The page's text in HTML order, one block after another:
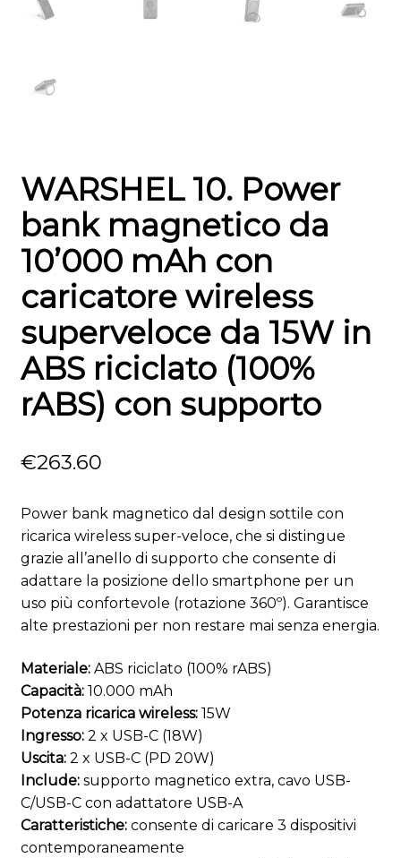
WARSHEL 10. Power
bank magnetico da
10’000 mAh con
caricatore wireless
superveloce da 15W in
ABS riciclato (100%
rABS) con supporto
€263.60
Power bank magnetico dal design sottile con
ricarica wireless super-veloce, che si distingue
grazie all’anello di supporto che consente di
adattare la posizione dello smartphone per un
uso più confortevole (rotazione 360º). Garantisce
alte prestazioni per non restare mai senza energia.
Materiale:ABS riciclato (100% rABS)
Capacità:10.000 mAh
Potenza ricarica wireless:15W
Ingresso:2 x USB-C (18W)
Uscita:2 x USB-C (PD 20W)
Include:supporto magnetico extra, cavo USB-
C/USB-C con adattatore USB-A
Caratteristiche:consente di caricare 3 dispositivi
contemporaneamente